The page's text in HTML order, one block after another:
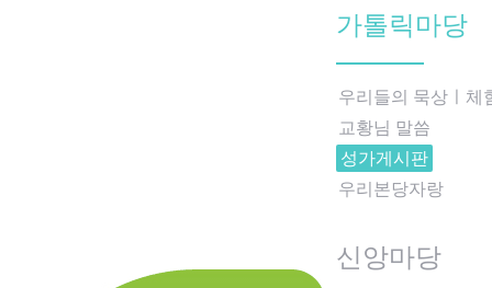
가톨릭마당
우리들의 묵상ㅣ체
교황님 말씀
성가게시판
우리본당자랑
신앙마당